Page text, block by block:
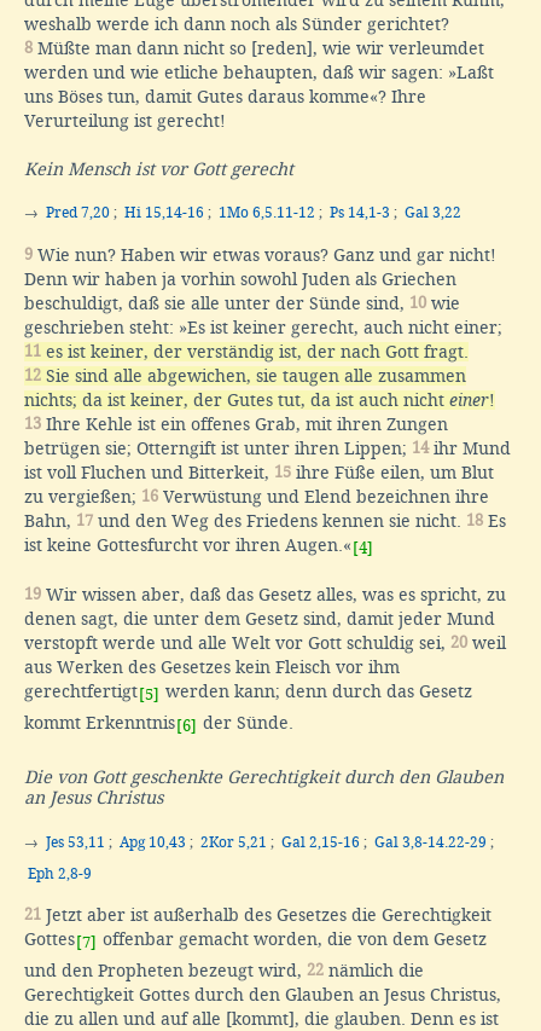
weshalb werde ich dann noch als Sünder gerichtet?
8 Müßte man dann nicht so [reden], wie wir verleumdet
werden und wie etliche behaupten, daß wir sagen: »Laßt
uns Böses tun, damit Gutes daraus komme«? Ihre
Verurteilung ist gerecht!
Kein Mensch ist vor Gott gerecht
→ Pred 7,20 ; Hi 15,14-16 ; 1Mo 6,5.11-12 ; Ps 14,1-3 ; Gal 3,22
9 Wie nun? Haben wir etwas voraus? Ganz und gar nicht!
Denn wir haben ja vorhin sowohl Juden als Griechen
beschuldigt, daß sie alle unter der Sünde sind, 10 wie
geschrieben steht: »Es ist keiner gerecht, auch nicht einer;
11 es ist keiner, der verständig ist, der nach Gott fragt.
12 Sie sind alle abgewichen, sie taugen alle zusammen
nichts; da ist keiner, der Gutes tut, da ist auch nicht einer!
13 Ihre Kehle ist ein offenes Grab, mit ihren Zungen
betrügen sie; Otterngift ist unter ihren Lippen; 14ihr Mund
ist voll Fluchen und Bitterkeit, 15 ihre Füße eilen, um Blut
zu vergießen; 16 Verwüstung und Elend bezeichnen ihre
Bahn, 17 und den Weg des Friedens kennen sie nicht. 18 Es
ist keine Gottesfurcht vor ihren Augen.« [4]
19 Wir wissen aber, daß das Gesetz alles, was es spricht, zu
denen sagt, die unter dem Gesetz sind, damit jeder Mund
verstopft werde und alle Welt vor Gott schuldig sei, 20 weil
aus Werken des Gesetzes kein Fleisch vor ihm
gerechtfertigt[5] werden kann; denn durch das Gesetz
kommt Erkenntnis[6] der Sünde.
Die von Gott geschenkte Gerechtigkeit durch den Glauben
an Jesus Christus
→ Jes 53,11 ; Apg 10,43 ; 2Kor 5,21 ; Gal 2,15-16 ; Gal 3,8-14.22-29 ;
Eph 2,8-9
21 Jetzt aber ist außerhalb des Gesetzes die Gerechtigkeit
Gottes [7] offenbar gemacht worden, die von dem Gesetz
und den Propheten bezeugt wird, 22 nämlich die
Gerechtigkeit Gottes durch den Glauben an Jesus Christus,
die zu allen und auf alle [kommt], die glauben. Denn es ist